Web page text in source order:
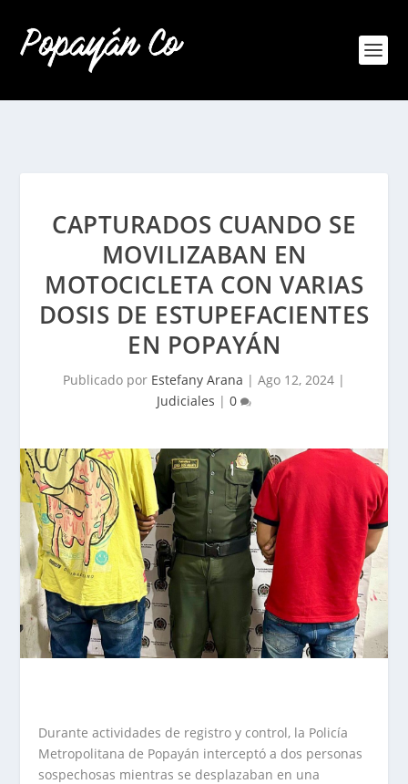
CAPTURADOS CUANDO SE
MOVILIZABAN EN
MOTOCICLETA CON VARIAS
DOSIS DE ESTUPEFACIENTES
EN POPAYÁN
Publicado por Estefany Arana | Ago 12, 2024 |
Judiciales | 0
Durante actividades de registro y control, la Policía
Metropolitana de Popayán interceptó a dos personas
sospechosas mientras se desplazaban en una